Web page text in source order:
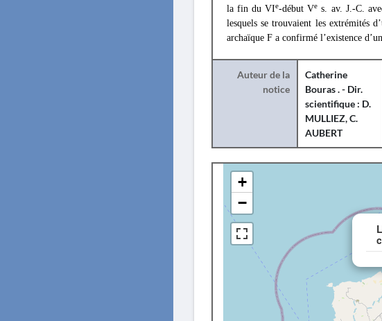
la fin du VIe-début Ve s. av. J.-C.
lesquels se trouvaient les extrémités
archaïque F a confirmé l’existence
Auteur de la
notice
Catherine
Bouras . - Dir.
scientifique : D.
MULLIEZ, C.
AUBERT
+
−